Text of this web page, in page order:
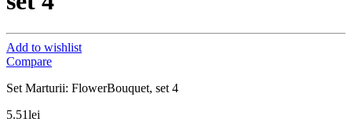
Add to wishlist
Compare
Set Marturii: FlowerBouquet, set 4
5.51lei